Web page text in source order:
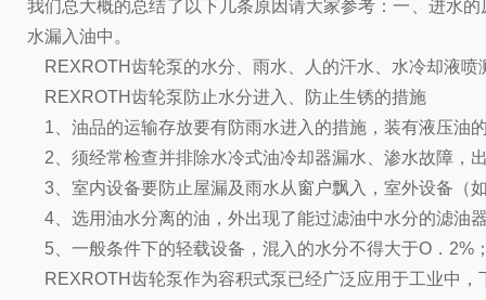
我们总大概的总结了以下几条原因请大家参考：一、进水
水漏入油中。
REXROTH齿轮泵的水分、雨水、人的汗水、水冷却液喷
REXROTH齿轮泵防止水分进入、防止生锈的措施
1、油品的运输存放要有防雨水进入的措施，装有液压油
2、须经常检查并排除水冷式油冷却器漏水、渗水故障，
3、室内设备要防止屋漏及雨水从窗户飘入，室外设备（
4、选用油水分离的油，外出现了能过滤油中水分的滤油
5、一般条件下的轻载设备，混入的水分不得大于O．2%
REXROTH齿轮泵作为容积式泵已经广泛应用于工业中